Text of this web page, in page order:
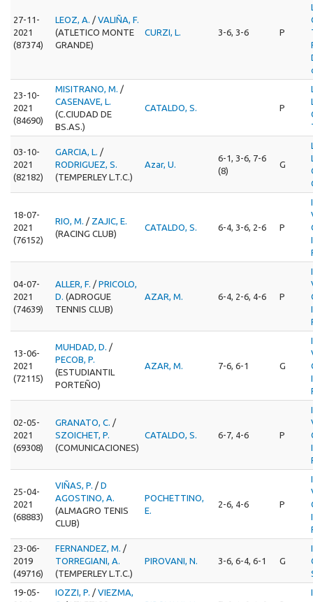
27-11-
2021
(87374)
LEOZ, A. / VALIÑA, F.
(ATLETICO MONTE
GRANDE)
CURZI, L. 3-6, 3-6 P
23-10-
2021
(84690)
MISITRANO, M. /
CASENAVE, L.
(C.CIUDAD DE
BS.AS.)
CATALDO, S. P
03-10-
2021
(82182)
GARCIA, L. /
RODRIGUEZ, S.
(TEMPERLEY L.T.C.)
Azar, U.
6-1, 3-6, 7-6
(8)
G
18-07-
2021
(76152)
RIO, M. / ZAJIC, E.
(RACING CLUB)
CATALDO, S. 6-4, 3-6, 2-6 P
04-07-
2021
(74639)
ALLER, F. / PRICOLO,
D. (ADROGUE
TENNIS CLUB)
AZAR, M. 6-4, 2-6, 4-6 P
13-06-
2021
(72115)
MUHDAD, D. /
PECOB, P.
(ESTUDIANTIL
PORTEÑO)
AZAR, M. 7-6, 6-1 G
02-05-
2021
(69308)
GRANATO, C. /
SZOICHET, P.
(COMUNICACIONES)
CATALDO, S. 6-7, 4-6 P
25-04-
2021
(68883)
VIÑAS, P. / D
AGOSTINO, A.
(ALMAGRO TENIS
CLUB)
POCHETTINO,
E.
2-6, 4-6 P
23-06-
2019
(49716)
FERNANDEZ, M. /
TORREGIANI, A.
(TEMPERLEY L.T.C.)
PIROVANI, N. 3-6, 6-4, 6-1 G
19-05-
IOZZI, P. / VIEZMA,